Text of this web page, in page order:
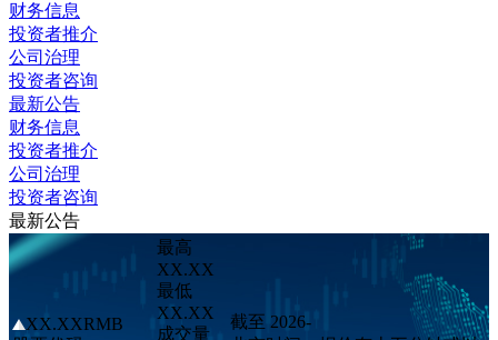
财务信息
投资者推介
公司治理
投资者咨询
最新公告
财务信息
投资者推介
公司治理
投资者咨询
最新公告
XX.XXRMB
最高
XX.XX
最低
XX.XX
成交量
截至 2026-